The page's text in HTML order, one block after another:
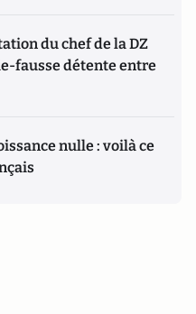
du chef de la DZ
fausse détente entre
nulle : voilà ce